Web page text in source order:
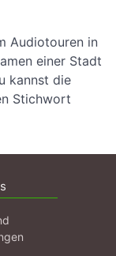
Audiotouren in
einer Stadt
kannst die
Stichwort